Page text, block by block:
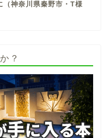
（神奈川県秦野市・T様
？